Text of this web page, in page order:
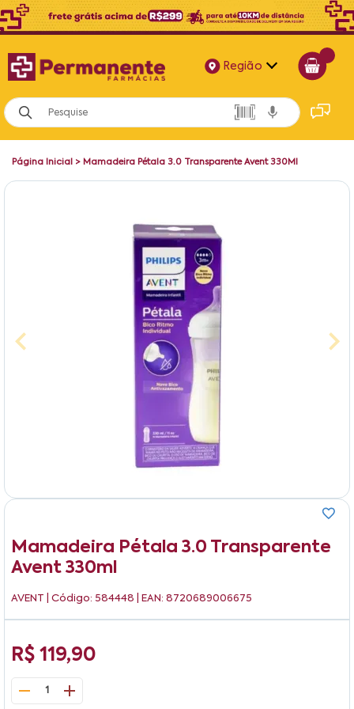
Região
Alagoas
Bahia
Página Inicial > Mamadeira Pétala 3.0 Transparente Avent 330Ml
Mamadeira Pétala 3.0 Transparente
Avent 330ml
AVENT | Código: 584448 | EAN: 8720689006675
R$ 119,90
1